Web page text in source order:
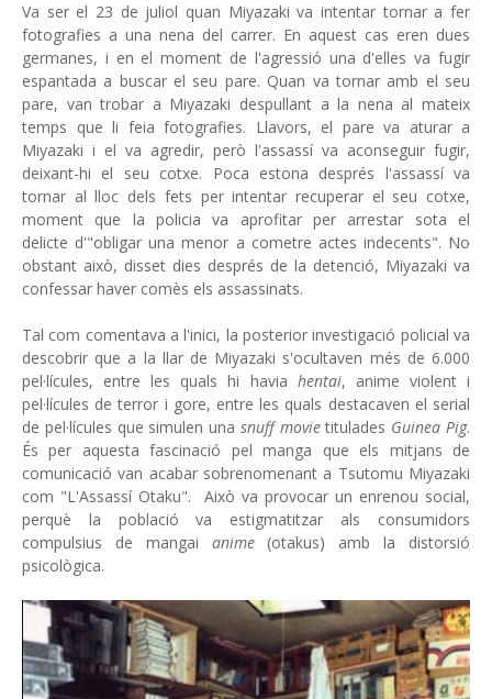
Va ser el 23 de juliol quan Miyazaki va intentar tornar a fer
fotografies a una nena del carrer. En aquest cas eren dues
germanes, i en el moment de l'agressió una d'elles va fugir
espantada a buscar el seu pare. Quan va tornar amb el seu
pare, van trobar a Miyazaki despullant a la nena al mateix
temps que li feia fotografies. Llavors, el pare va aturar a
Miyazaki i el va agredir, però l'assassí va aconseguir fugir,
deixant-hi el seu cotxe. Poca estona després l'assassí va
tornar al lloc dels fets per intentar recuperar el seu cotxe,
moment que la policia va aprofitar per arrestar sota el
delicte d'"obligar una menor a cometre actes indecents". No
obstant això, disset dies després de la detenció, Miyazaki va
confessar haver comès els assassinats.
Tal com comentava a l'inici, la posterior investigació policial va
descobrir que a la llar de Miyazaki s'ocultaven més de 6.000
pel·lícules, entre les quals hi havia hentai, anime violent i
pel·lícules de terror i gore, entre les quals destacaven el serial
de pel·lícules que simulen una snuff movietitulades Guinea Pig.
És per aquesta fascinació pel manga que els mitjans de
comunicació van acabar sobrenomenant a Tsutomu Miyazaki
com "L'Assassí Otaku". Això va provocar un enrenou social,
perquè la població va estigmatitzar als consumidors
compulsius de mangai anime (otakus) amb la distorsió
psicològica.